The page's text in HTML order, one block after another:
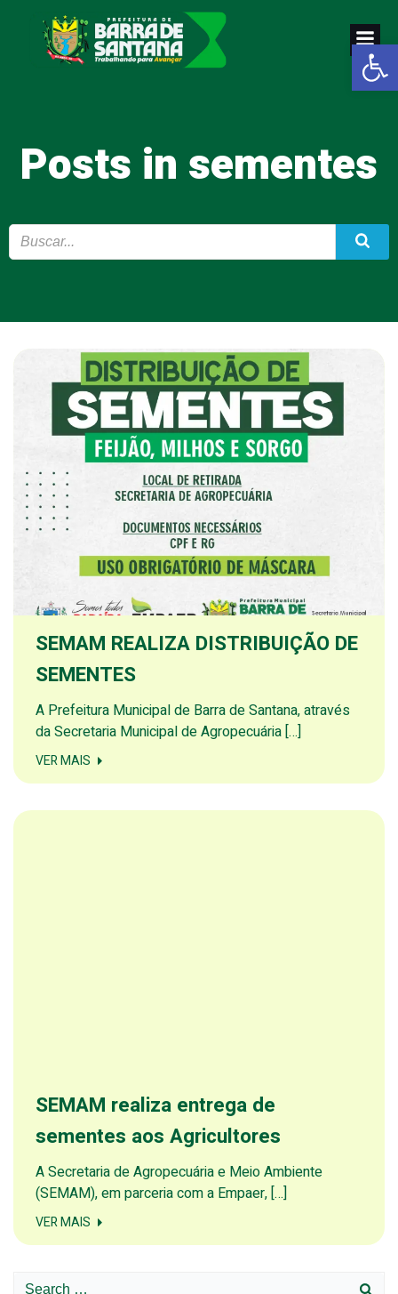
Abrir
Pular
para
o
conteúdo
Posts in sementes
SEMAM REALIZA DISTRIBUIÇÃO DE
SEMENTES
A Prefeitura Municipal de Barra de Santana, através
da Secretaria Municipal de Agropecuária […]
VER MAIS
SEMAM realiza entrega de
sementes aos Agricultores
A Secretaria de Agropecuária e Meio Ambiente
(SEMAM), em parceria com a Empaer, […]
VER MAIS
Search